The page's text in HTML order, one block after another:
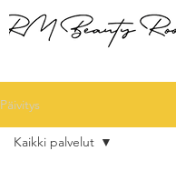
Päivitys
Kaikki palvelut